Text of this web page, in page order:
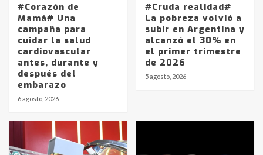
#Corazón de
Mamá# Una
campaña para
cuidar la salud
cardiovascular
antes, durante y
después del
embarazo
6 agosto, 2026
#Cruda realidad#
La pobreza volvió a
subir en Argentina y
alcanzó el 30% en
el primer trimestre
de 2026
5 agosto, 2026